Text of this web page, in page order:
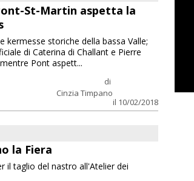
St-Martin aspetta la
di
Cinzia Timpano
il 10/02/2018
kermesse storiche della bassa Valle;
di Caterina di Challant e Pierre
Pont aspett...
la Fiera
il taglio del nastro all'Atelier dei